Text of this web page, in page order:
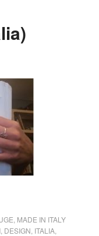
MADE IN ITALY
, DESIGN ITALIA,